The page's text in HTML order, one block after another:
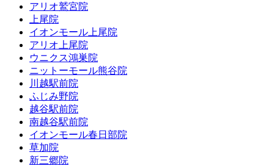
アリオ鷲宮院
上尾院
イオンモール上尾院
アリオ上尾院
ウニクス鴻巣院
ニットーモール熊谷院
川越駅前院
ふじみ野院
越谷駅前院
南越谷駅前院
イオンモール春日部院
草加院
新三郷院